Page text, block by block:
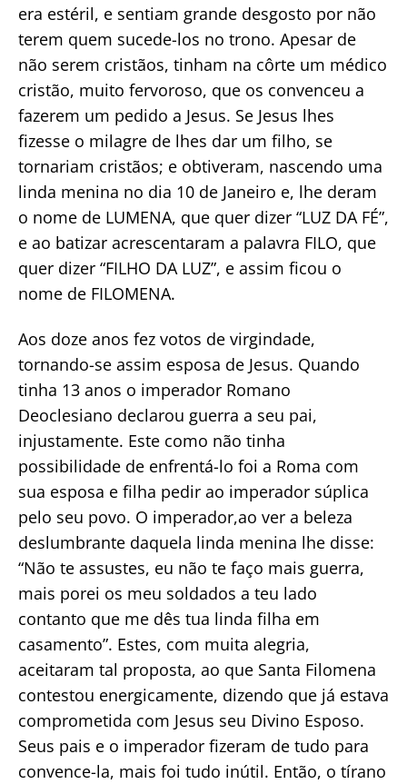
era estéril, e sentiam grande desgosto por não
terem quem sucede-los no trono. Apesar de
não serem cristãos, tinham na côrte um médico
cristão, muito fervoroso, que os convenceu a
fazerem um pedido a Jesus. Se Jesus lhes
fizesse o milagre de lhes dar um filho, se
tornariam cristãos; e obtiveram, nascendo uma
linda menina no dia 10 de Janeiro e, lhe deram
o nome de LUMENA, que quer dizer “LUZ DA FÉ”,
e ao batizar acrescentaram a palavra FILO, que
quer dizer “FILHO DA LUZ”, e assim ficou o
nome de FILOMENA.
Aos doze anos fez votos de virgindade,
tornando-se assim esposa de Jesus. Quando
tinha 13 anos o imperador Romano
Deoclesiano declarou guerra a seu pai,
injustamente. Este como não tinha
possibilidade de enfrentá-lo foi a Roma com
sua esposa e filha pedir ao imperador súplica
pelo seu povo. O imperador,ao ver a beleza
deslumbrante daquela linda menina lhe disse:
“Não te assustes, eu não te faço mais guerra,
mais porei os meu soldados a teu lado
contanto que me dês tua linda filha em
casamento”. Estes, com muita alegria,
aceitaram tal proposta, ao que Santa Filomena
contestou energicamente, dizendo que já estava
comprometida com Jesus seu Divino Esposo.
Seus pais e o imperador fizeram de tudo para
convence-la, mais foi tudo inútil. Então, o tírano